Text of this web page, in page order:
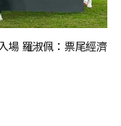
場 羅淑佩：票尾經濟